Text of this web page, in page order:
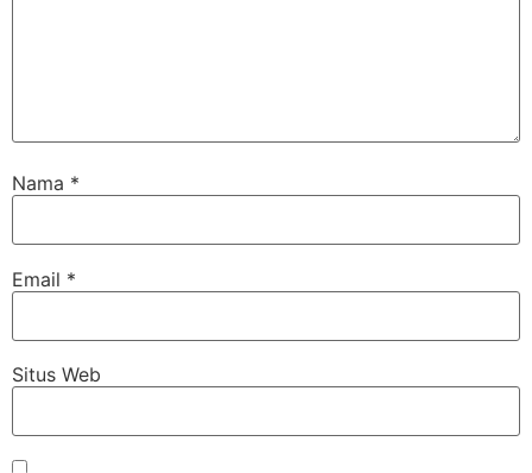
Nama *
Email *
Situs Web